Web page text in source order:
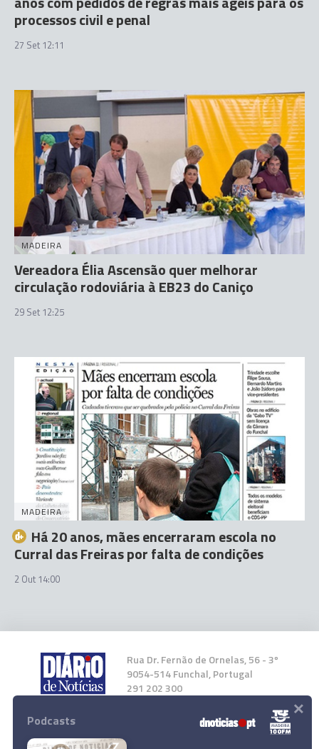
processos civil e penal
27 Set 12:11
MADEIRA
Vereadora Élia Ascensão quer melhorar
circulação rodoviária à EB23 do Caniço
29 Set 12:25
MADEIRA
Há 20 anos, mães encerraram escola no
Curral das Freiras por falta de condições
2 Out 14:00
Rua Dr. Fernão de Ornelas, 56 - 3º
9054-514 Funchal, Portugal
291 202 300
Instale a nossa App
Podcasts ×